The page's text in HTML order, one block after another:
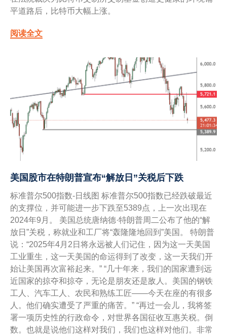
平道路后，比特币大幅上涨。
阅读全文
美国股市在特朗普宣布“解放日”关税后下跌
标准普尔500指数-日线图 标准普尔500指数已经跌破最近
的支撑位，并可能进一步下跌至5389点，上一次出现在
2024年9月。 美国总统唐纳德·特朗普周二公布了他的“解
放日”关税，称就业和工厂将“轰隆隆地回到”美国。 特朗普
说：“2025年4月2日将永远被人们记住，因为这一天美国
工业重生，这一天美国的命运得到了改变，这一天我们开
始让美国再次富裕起来。” “几十年来，我们的国家遭到远
近国家的掠夺和掠夺，无论是朋友还是敌人。美国的钢铁
工人、汽车工人、农民和熟练工匠——今天在座的有很多
人。他们确实遭受了严重的痛苦。” “再过一会儿，我将签
署一项历史性的行政命令，对世界各国征收互惠关税。倒
数。也就是说他们这样对我们，我们也这样对他们。非常